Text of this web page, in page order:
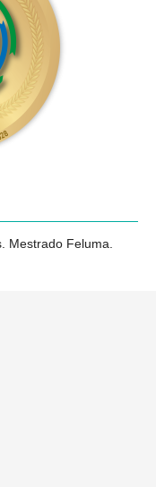
Mestrado Feluma.